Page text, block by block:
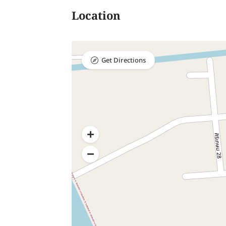
Location
Get Directions